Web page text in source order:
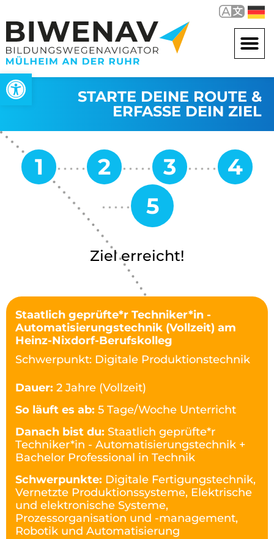
Open toolbar
STARTE DEINE ROUTE &
ERFASSE DEIN ZIEL
Ziel erreicht!
Staatlich geprüfte*r Techniker*in -
Automatisierungstechnik (Vollzeit) am
Heinz-Nixdorf-Berufskolleg
Schwerpunkt: Digitale Produktionstechnik
Dauer: 2 Jahre (Vollzeit)
So läuft es ab: 5 Tage/Woche Unterricht
Danach bist du: Staatlich geprüfte*r
Techniker*in - Automatisierungstechnik +
Bachelor Professional in Technik
Schwerpunkte: Digitale Fertigungstechnik,
Vernetzte Produktionssysteme, Elektrische
und elektronische Systeme,
Prozessorganisation und -management,
Robotik und Automatisierung